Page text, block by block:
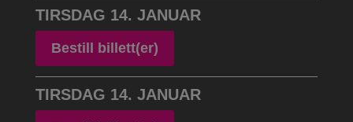
TIRSDAG 14. JANUAR
Bestill billett(er)
TIRSDAG 14. JANUAR